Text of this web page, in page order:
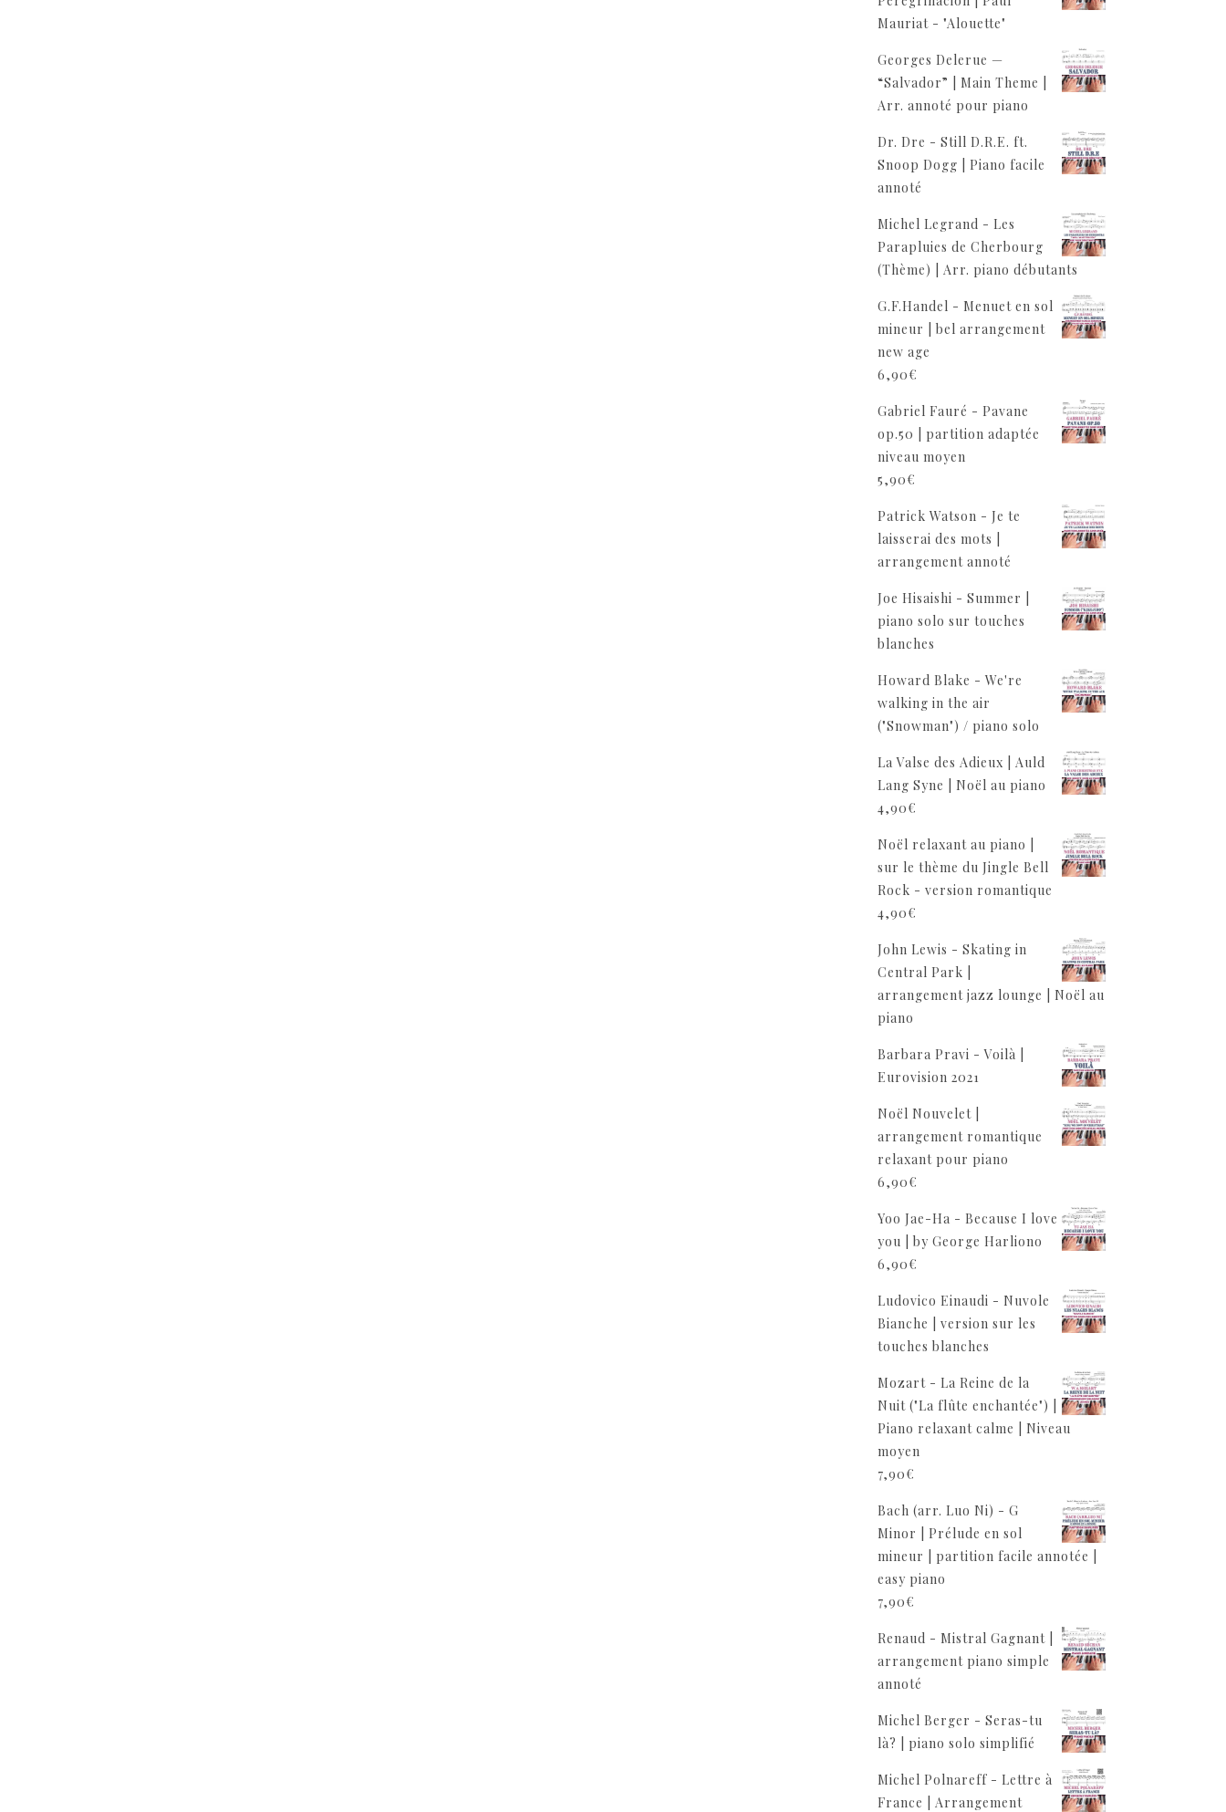
Mauriat - "Alouette"
Georges Delerue —
“Salvador” | Main Theme |
Arr. annoté pour piano
Dr. Dre - Still D.R.E. ft.
Snoop Dogg | Piano facile
annoté
Michel Legrand - Les
Parapluies de Cherbourg
(Thème) | Arr. piano débutants
G.F.Handel - Menuet en sol
mineur | bel arrangement
new age
6,90€
Gabriel Fauré - Pavane
op.50 | partition adaptée
niveau moyen
5,90€
Patrick Watson - Je te
laisserai des mots |
arrangement annoté
Joe Hisaishi - Summer |
piano solo sur touches
blanches
Howard Blake - We're
walking in the air
("Snowman") / piano solo
La Valse des Adieux | Auld
Lang Syne | Noël au piano
4,90€
Noël relaxant au piano |
sur le thème du Jingle Bell
Rock - version romantique
4,90€
John Lewis - Skating in
Central Park |
arrangement jazz lounge | Noël au
piano
Barbara Pravi - Voilà |
Eurovision 2021
Noël Nouvelet |
arrangement romantique
relaxant pour piano
6,90€
Yoo Jae-Ha - Because I love
you | by George Harliono
6,90€
Ludovico Einaudi - Nuvole
Bianche | version sur les
touches blanches
Mozart - La Reine de la
Nuit ("La flûte enchantée") |
Piano relaxant calme | Niveau
moyen
7,90€
Bach (arr. Luo Ni) - G
Minor | Prélude en sol
mineur | partition facile annotée |
easy piano
7,90€
Renaud - Mistral Gagnant |
arrangement piano simple
annoté
Michel Berger - Seras-tu
là? | piano solo simplifié
Michel Polnareff - Lettre à
France | Arrangement